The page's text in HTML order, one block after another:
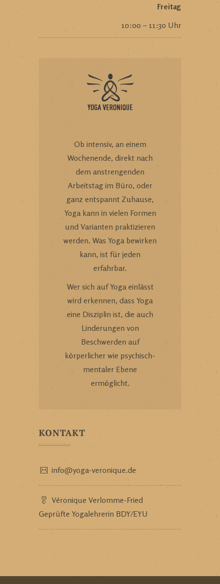
Freitag
10:00 – 11:30 Uhr
Ob intensiv, an einem
Wochenende, direkt nach
dem anstrengenden
Arbeitstag im Büro, oder
ganz entspannt Zuhause,
Yoga kann in vielen Formen
und Varianten praktizieren
werden. Was Yoga bewirken
kann, ist für jeden
erfahrbar.
Wer sich auf Yoga einlässt
wird erkennen, dass Yoga
eine Disziplin ist, die auch
Linderungen von
Beschwerden auf
körperlicher wie psychisch-
mentaler Ebene
ermöglicht.
KONTAKT
info@yoga-veronique.de
Véronique Verlomme-Fried
Geprüfte Yogalehrerin BDY/EYU